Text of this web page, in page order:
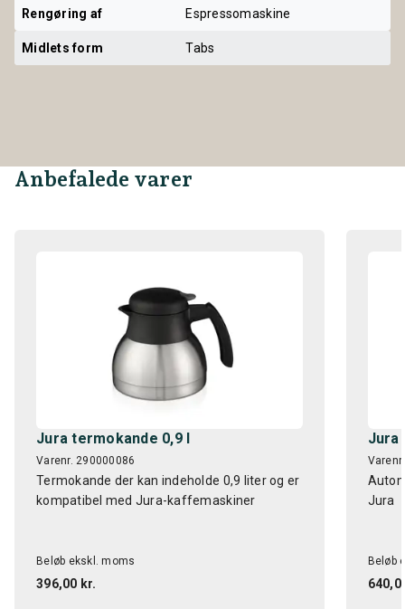
Rengøring af Espressomaskine
Midlets form Tabs
Anbefalede varer
Jura termokande 0,9 l
Varenr. 290000086
Termokande der kan indeholde 0,9 liter og er
kompatibel med Jura-kaffemaskiner
Beløb ekskl. moms
396,00 kr.
Jura
Jura
Beløb